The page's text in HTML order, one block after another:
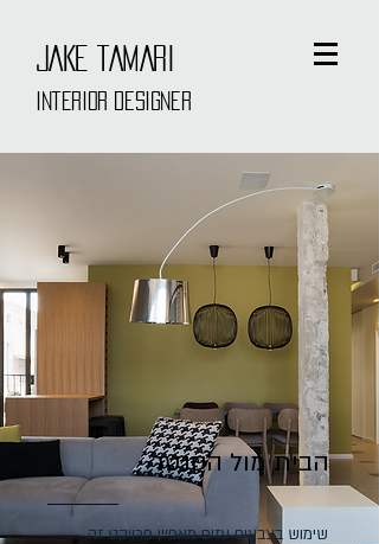
JAKE TAMARI
interior designer
הבית מול הסנטר
שימוש בצבעים עזים מאפיין פרויקט זה.